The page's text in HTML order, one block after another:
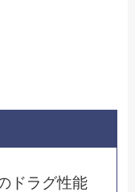
ドラグ性能